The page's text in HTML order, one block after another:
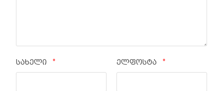
სახელი * ელფოსტა *